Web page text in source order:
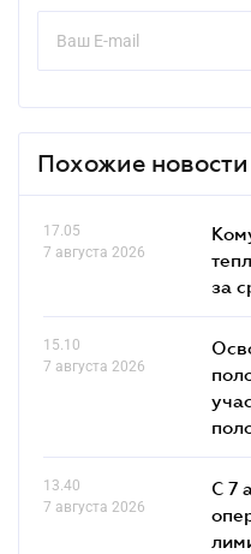
Похожие новости
17.05
7 августа 2026
за
15.10
7 августа 2026
13.40
7 августа 2026
С 7